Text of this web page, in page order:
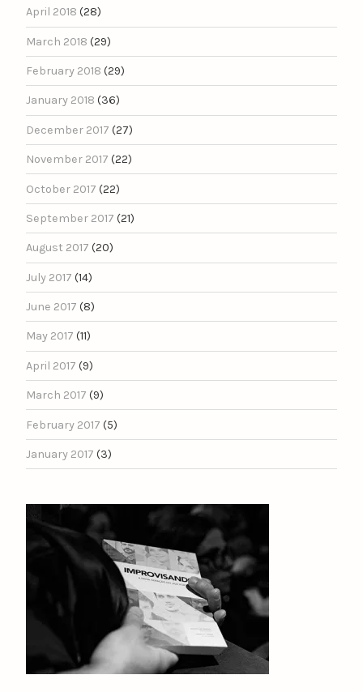
April 2018 (28)
March 2018 (29)
February 2018 (29)
January 2018 (36)
December 2017 (27)
November 2017 (22)
October 2017 (22)
September 2017 (21)
August 2017 (20)
July 2017 (14)
June 2017 (8)
May 2017 (11)
April 2017 (9)
March 2017 (9)
February 2017 (5)
January 2017 (3)